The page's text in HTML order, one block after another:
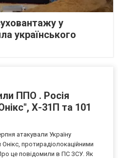
у
українського
ППО . Росія
Х-31П та 101
атакували Україну
протирадіолокаційними
це повідомили в ПС ЗСУ. Як